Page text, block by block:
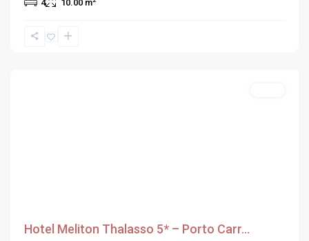
4 10.00 m
Grčka
Hoteli
Hotel Meliton Thalasso 5* – Porto Carr...